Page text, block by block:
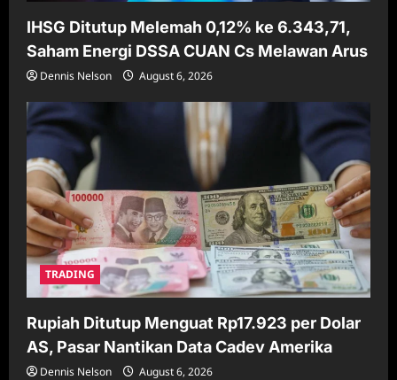
IHSG Ditutup Melemah 0,12% ke 6.343,71,
Saham Energi DSSA CUAN Cs Melawan Arus
Dennis Nelson August 6, 2026
TRADING
Rupiah Ditutup Menguat Rp17.923 per Dolar
AS, Pasar Nantikan Data Cadev Amerika
Dennis Nelson August 6, 2026